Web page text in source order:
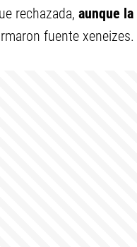
rechazada, aunque la
fuente xeneizes.